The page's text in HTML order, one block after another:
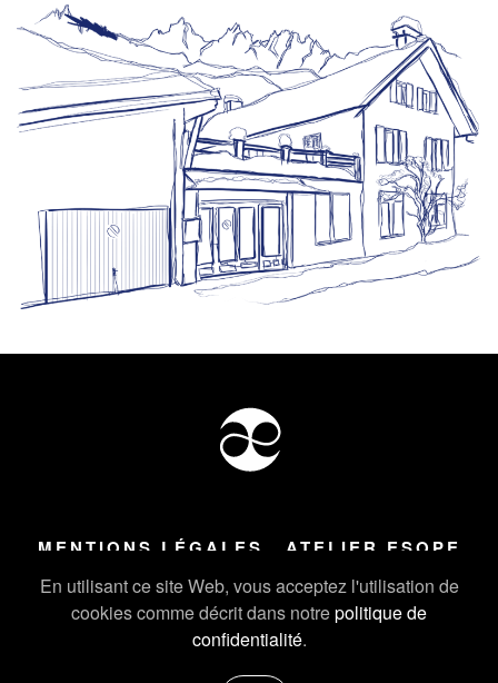
En utilisant ce site Web, vous acceptez l'utilisation de
cookies comme décrit dans notrepolitique de
confidentialité.
MENTIONS LÉGALES ATELIER ESOPE